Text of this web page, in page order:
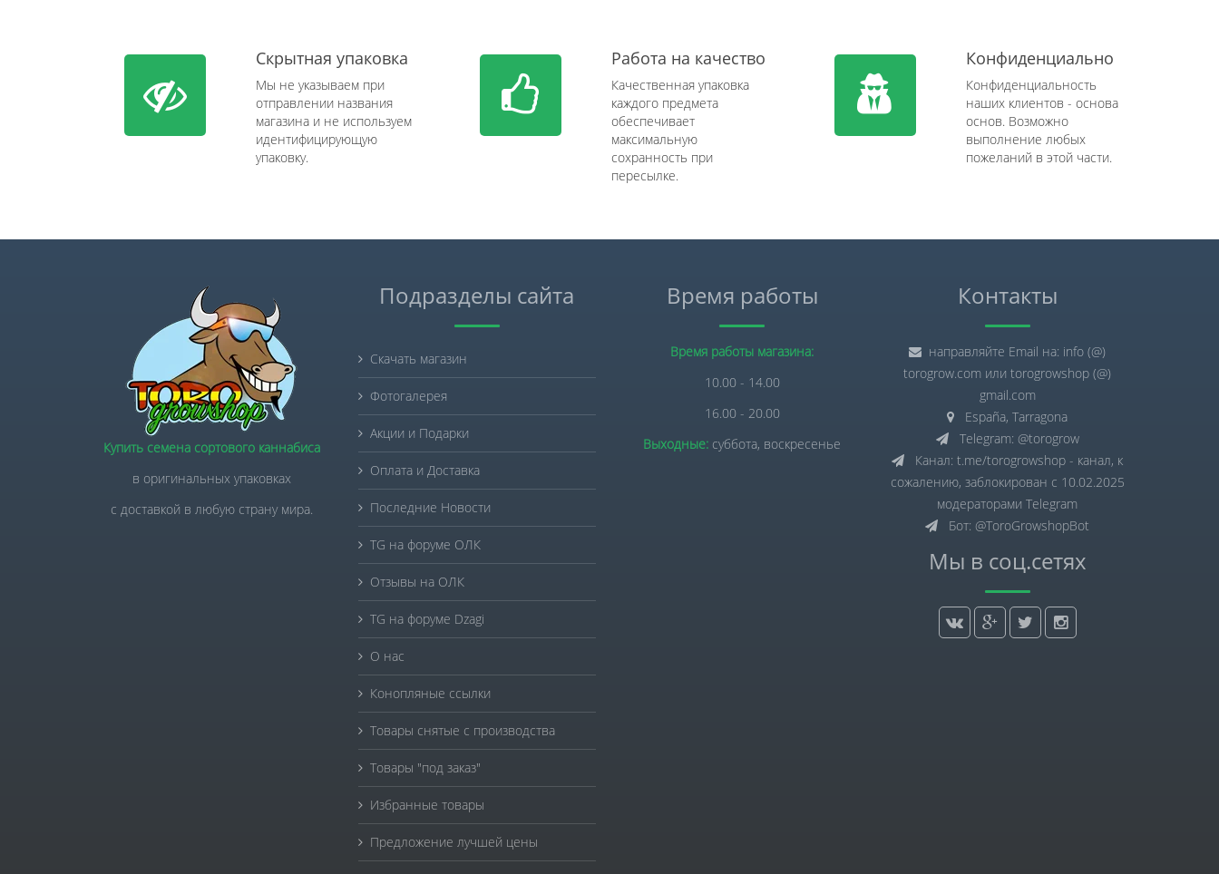
Скрытная упаковка
Мы не указываем при
отправлении названия
магазина и не используем
идентифицирующую
упаковку.
Работа на качество
Качественная упаковка
каждого предмета
обеспечивает
максимальную
сохранность при
пересылке.
Конфиденциально
Конфиденциальность
наших клиентов - основа
основ. Возможно
выполнение любых
пожеланий в этой части.
Купить семена сортового каннабиса
в оригинальных упаковках
с доставкой в любую страну мира.
Подразделы сайта
Скачать магазин
Фотогалерея
Акции и Подарки
Оплата и Доставка
Последние Новости
TG на форуме ОЛК
Отзывы на ОЛК
TG на форуме Dzagi
О нас
Конопляные ссылки
Товары снятые с производства
Товары "под заказ"
Избранные товары
Предложение лучшей цены
Время работы
Время работы магазина:
10.00 - 14.00
16.00 - 20.00
Выходные: суббота, воскресенье
Контакты
направляйте Email на: info (@)
torogrow.com или torogrowshop (@)
gmail.com
España, Tarragona
Telegram: @torogrow
Канал: t.me/torogrowshop - канал, к
сожалению, заблокирован с 10.02.2025
модераторами Telegram
Бот: @ToroGrowshopBot
Мы в соц.сетях